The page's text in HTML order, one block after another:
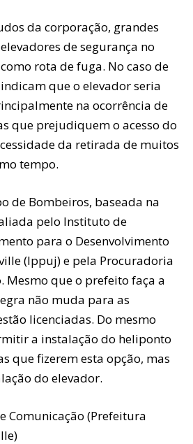
da corporação, grandes
de segurança no
rota de fuga. No caso de
que o elevador seria
na ocorrência de
que prejudiquem o acesso do
da retirada de muitos
tempo.
de Bombeiros, baseada na
pelo Instituto de
para o Desenvolvimento
(Ippuj) e pela Procuradoria
Mesmo que o prefeito faça a
não muda para as
licenciadas. Do mesmo
a instalação do heliponto
que fizerem esta opção, mas
do elevador.
Comunicação (Prefeitura